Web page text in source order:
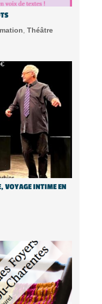
Théâtre
VOYAGE INTIME EN